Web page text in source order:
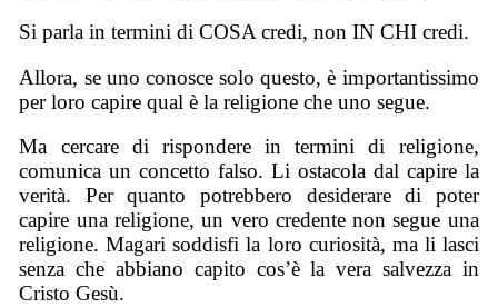
Si parla in termini di COSA credi, non IN CHI credi.
Allora, se uno conosce solo questo, è importantissimo
per loro capire qual è la religione che uno segue.
Ma cercare di rispondere in termini di religione,
comunica un concetto falso. Li ostacola dal capire la
verità. Per quanto potrebbero desiderare di poter
capire una religione, un vero credente non segue una
religione. Magari soddisfi la loro curiosità, ma li lasci
senza che abbiano capito cos’è la vera salvezza in
Cristo Gesù.